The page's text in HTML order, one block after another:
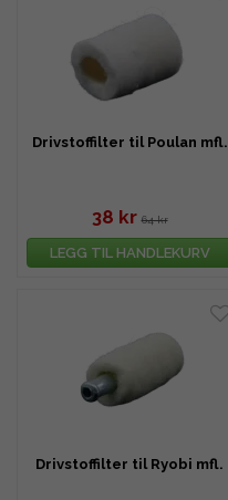
Drivstoffilter til Poulan mfl.
38 kr 64 kr
LEGG TIL HANDLEKURV
Drivstoffilter til Ryobi mfl.